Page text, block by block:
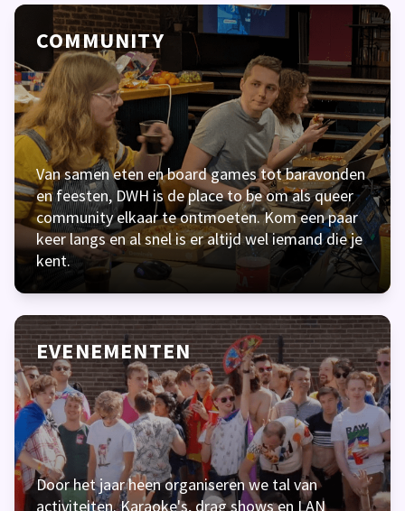
COMMUNITY
Van samen eten en board games tot baravonden
en feesten, DWH is de place to be om als queer
community elkaar te ontmoeten. Kom een paar
keer langs en al snel is er altijd wel iemand die je
kent.
EVENEMENTEN
Door het jaar heen organiseren we tal van
activiteiten. Karaoke's, drag shows en LAN